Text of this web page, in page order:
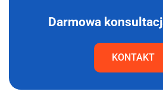
Darmowa
KONTAKT